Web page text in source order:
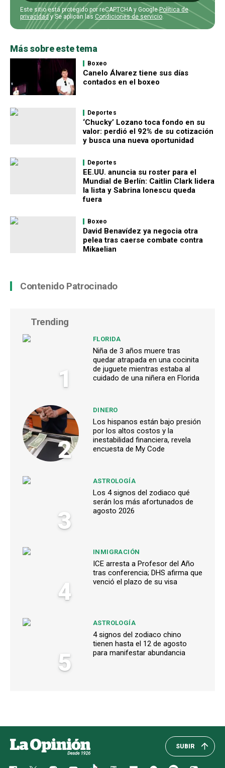
Este sitio está protegido por reCAPTCHA y GooglePolítica de
privacidady Se aplican las Condiciones de servicio.
Más sobre este tema
Boxeo
Canelo Álvarez tiene sus días
contados en el boxeo
Deportes
‘Chucky’ Lozano toca fondo en su
valor: perdió el 92% de su cotización
y busca una nueva oportunidad
Deportes
EE.UU. anuncia su roster para el
Mundial de Berlín: Caitlin Clark lidera
la lista y Sabrina Ionescu queda
fuera
Boxeo
David Benavídez ya negocia otra
pelea tras caerse combate contra
Mikaelian
Contenido Patrocinado
Trending
1
FLORIDA
Niña de 3 años muere tras
quedar atrapada en una cocinita
de juguete mientras estaba al
cuidado de una niñera en Florida
2
DINERO
Los hispanos están bajo presión
por los altos costos y la
inestabilidad financiera, revela
encuesta de My Code
3
ASTROLOGÍA
Los 4 signos del zodiaco qué
serán los más afortunados de
agosto 2026
4
INMIGRACIÓN
ICE arresta a Profesor del Año
tras conferencia; DHS afirma que
venció el plazo de su visa
5
ASTROLOGÍA
4 signos del zodiaco chino
tienen hasta el 12 de agosto
para manifestar abundancia
SUBIR